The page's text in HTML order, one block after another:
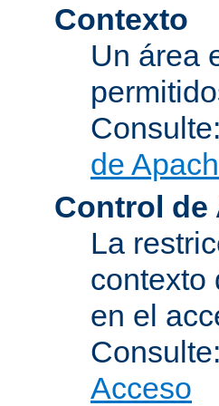
Contexto
Un área
Consulte:
de
Control de
La
contexto
en el
Consulte:
Acceso